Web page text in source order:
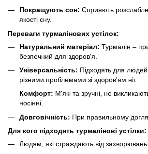
Покращують сон: Сприяють
якості сну.
Переваги турмалінових устілок:
Натуральний матеріал: Турмалін –
безпечний для здоров'я.
Універсальність: Підходять для людей
різними проблемами зі здоров'ям ніг.
Комфорт: М'які та зручні, не
носінні.
Довговічність: При правильному
Для кого підходять турмалінові устілки:
Людям, які страждають від захворювань